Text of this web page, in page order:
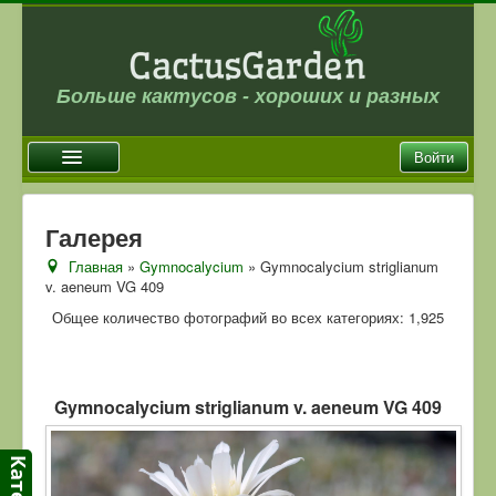
Больше кактусов - хороших и разных
Войти
Новости
Галерея
Магазин
Отзывы
Ссылки
Контакты
Галерея
Главная »Gymnocalycium » Gymnocalycium striglianum
v. aeneum VG 409
Общее количество фотографий во всех категориях: 1,925
Gymnocalycium striglianum v. aeneum VG 409